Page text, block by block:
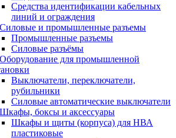
Средства идентификации кабельных
линий и ограждения
и промышленные разъемы
Промышленные разъемы
Силовые разъёмы
для промышленной
Выключатели, переключатели,
рубильники
Силовые автоматические выключатели
боксы и аксессуары
Шкафы и щиты (корпуса) для НВА
пластиковые